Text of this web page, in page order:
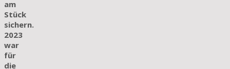
am
Stück
sichern.
2023
war
für
die